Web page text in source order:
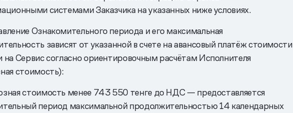
системами Заказчика на указанных ниже условиях.
Ознакомительного периода и его максимальная
зависят от указанной в счете на авансовый платёж стоимости
на Сервис согласно ориентировочным расчётам Исполнителя
стоимость):
стоимость менее 743 550 тенге до НДС — предоставляется
период максимальной продолжительностью 14 календарных